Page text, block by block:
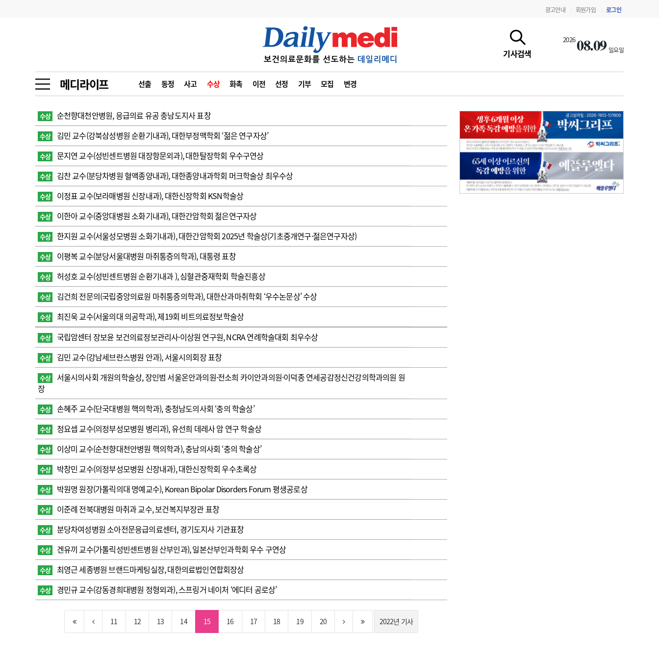
광고안내 회원가입 로그인
기사검색
202608.09 일요일
메디라이프 선출 동정 사고 수상 화촉 이전 선정 기부 모집 변경
금주의 검색어
1
의사인력 수급 추계
2
성분명 처방
3
AI의료
4
전공의 모집 결과
5
의사국시 합격률
6
관리급여 실시
사고
수첩
인물 피플
포토뉴스 포토뉴스
메디 Hospital 지역병원 중소병원
인포메이션 행정처분 판례 유권해석 지침·기준·평가 약제급여 심사 결과
학회·연수강좌 학회/연수강좌 행사
고객센터 회사소개 법적고지 광고안내
수상 순천향대천안병원, 응급의료 유공 충남도지사 표창
수상 김민 교수(강북삼성병원 순환기내과), 대한부정맥학회 ‘젊은 연구자상’
수상 문지연 교수(성빈센트병원 대장항문외과), 대한탈장학회 우수구연상
수상 김찬 교수(분당차병원 혈액종양내과), 대한종양내과학회 머크학술상 최우수상
수상 이정표 교수(보라매병원 신장내과), 대한신장학회 KSN학술상
수상 이한아 교수(중앙대병원 소화기내과), 대한간암학회 젊은연구자상
수상 한지원 교수(서울성모병원 소화기내과), 대한간암학회 2025년 학술상(기초중개연구·젊은연구자상)
수상 이평복 교수(분당서울대병원 마취통증의학과), 대통령 표창
수상 허성호 교수( 성빈센트병원 순환기내과 ), 심혈관중재학회 학술진흥상
수상 김건희 전문의(국립중앙의료원 마취통증의학과), 대한산과마취학회 ‘우수논문상’ 수상
수상 최진욱 교수(서울의대 의공학과), 제19회 비트의료정보학술상
수상 국립암센터 장보윤 보건의료정보관리사·이상원 연구원, NCRA 연례학술대회 최우수상
수상 김민 교수(강남세브란스병원 안과), 서울시의회장 표창
수상
서울시의사회 개원의학술상, 장인범 서울온안과의원·전소희 카이안과의원·이덕종 연세공감정신건강의학과의원 원
장
수상 손혜주 교수(단국대병원 핵의학과), 충청남도의사회 ‘충의 학술상’
수상 정요셉 교수( 의정부성모병원 병리과), 유선희 데레사 암 연구 학술상
수상 이상미 교수(순천향대천안병원 핵의학과), 충남의사회 ‘충의 학술상’
수상 박창민 교수(의정부성모병원 신장내과), 대한신장학회 우수초록상
수상 박원명 원장(가톨릭의대 명예교수), Korean Bipolar Disorders Forum 평생공로상
수상 이준례 전북대병원 마취과 교수, 보건복지부장관 표창
수상 분당차여성병원 소아전문응급의료센터, 경기도지사 기관표창
수상 겐유끼 교수(가톨릭성빈센트병원 산부인과), 일본산부인과학회 우수 구연상
수상 최영근 세종병원 브랜드마케팅실장, 대한의료법인연합회장상
수상 경민규 교수(강동경희대병원 정형외과), 스프링거 네이처 ‘에디터 공로상’
11 12 13 14 15 16 17 18 19 20 2022년 기사